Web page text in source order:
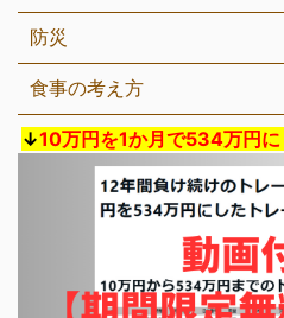
防災
食事の考え方
↓10万円を1か月で534万円